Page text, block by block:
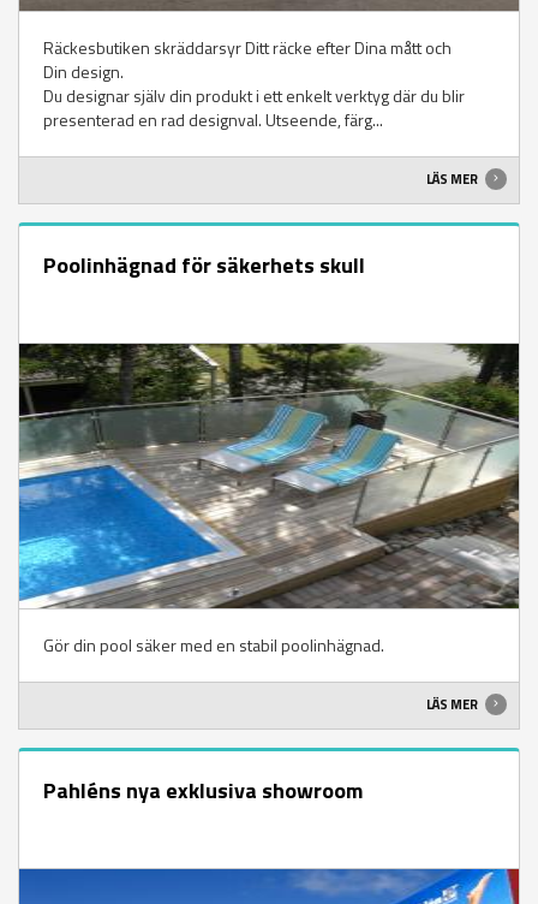
Räckesbutiken skräddarsyr Ditt räcke efter Dina mått och
Din design.
Du designar själv din produkt i ett enkelt verktyg där du blir
presenterad en rad designval. Utseende, färg...
LÄS MER
Poolinhägnad för säkerhets skull
Gör din pool säker med en stabil poolinhägnad.
LÄS MER
Pahléns nya exklusiva showroom